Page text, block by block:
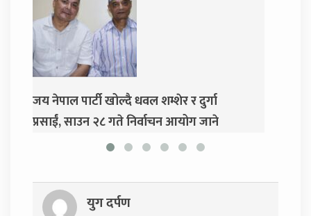
दुर्गा प्रसाईंलाई रिहा गर्न अदालतको आदेश
युग दर्पण